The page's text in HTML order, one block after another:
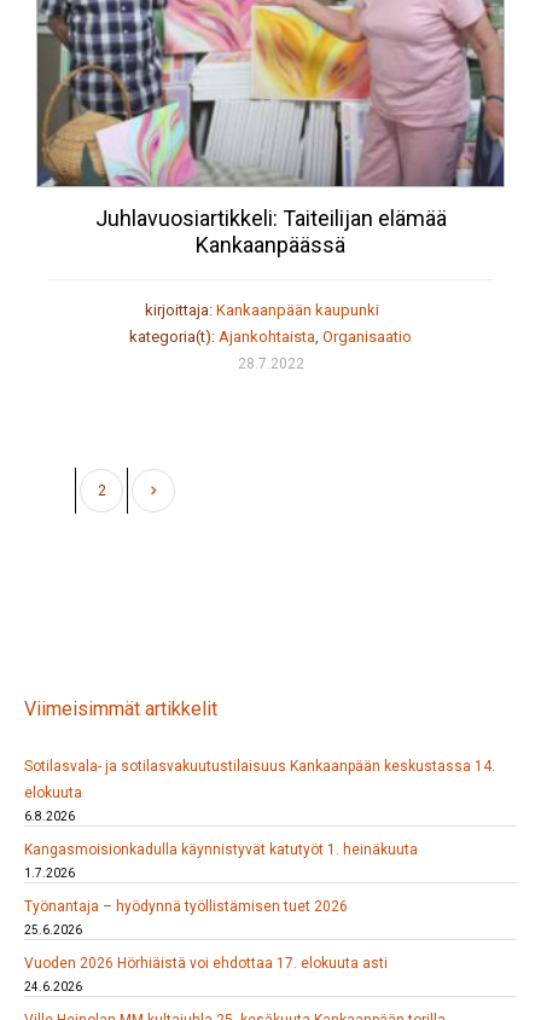
Juhlavuosiartikkeli: Taiteilijan elämää
Kankaanpäässä
kirjoittaja: Kankaanpään kaupunki
kategoria(t): Ajankohtaista, Organisaatio
28.7.2022
2
Viimeisimmät artikkelit
Sotilasvala- ja sotilasvakuutustilaisuus Kankaanpään keskustassa 14.
elokuuta
6.8.2026
Kangasmoisionkadulla käynnistyvät katutyöt 1. heinäkuuta
1.7.2026
Työnantaja – hyödynnä työllistämisen tuet 2026
25.6.2026
Vuoden 2026 Hörhiäistä voi ehdottaa 17. elokuuta asti
24.6.2026